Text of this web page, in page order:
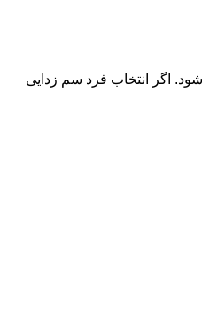
اگر انتخاب فرد سم زدایی